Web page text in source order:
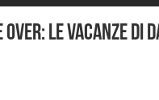
Over: le vacanze di